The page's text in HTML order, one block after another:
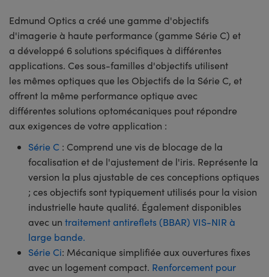
Edmund Optics a créé une gamme d'objectifs
d'imagerie à haute performance (gamme Série C) et
a développé 6 solutions spécifiques à différentes
applications. Ces sous-familles d'objectifs utilisent
les mêmes optiques que les Objectifs de la Série C, et
offrent la même performance optique avec
différentes solutions optomécaniques pout répondre
aux exigences de votre application :
Série C : Comprend une vis de blocage de la
focalisation et de l'ajustement de l'iris. Représente la
version la plus ajustable de ces conceptions optiques
; ces objectifs sont typiquement utilisés pour la vision
industrielle haute qualité. Également disponibles
avec un traitement antireflets (BBAR) VIS-NIR à
large bande.
Série Ci: Mécanique simplifiée aux ouvertures fixes
avec un logement compact. Renforcement pour